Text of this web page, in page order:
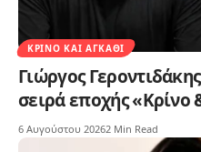
ΚΡΊΝΟ ΚΑΙ ΑΓΚΆΘΙ
Γιώργος
σειρά εποχής «Κρίνο
6 Αυγούστου 20262 Min Read